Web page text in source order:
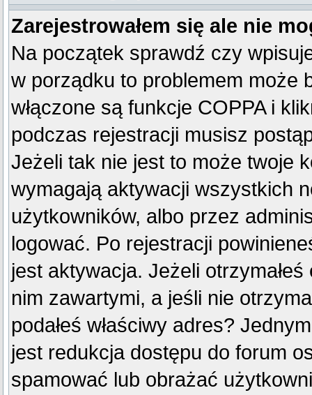
Zarejestrowałem się ale nie
Na początek sprawdź czy
w porządku to problemem może
włączone są funkcje COPPA i
podczas rejestracji musisz
Jeżeli tak nie jest to może twoje
wymagają aktywacji wszystkich
użytkowników, albo przez
logować. Po rejestracji
jest aktywacja. Jeżeli
nim zawartymi, a jeśli nie
podałeś właściwy adres?
jest redukcja dostępu do forum
spamować lub obrażać